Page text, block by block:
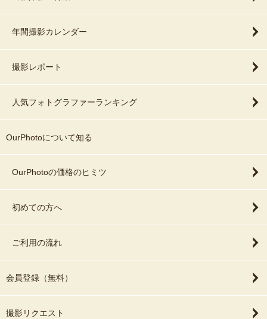
年間撮影カレンダー
撮影レポート
人気フォトグラファーランキング
OurPhotoについて知る
OurPhotoの価格のヒミツ
初めての方へ
ご利用の流れ
会員登録（無料）
撮影リクエスト